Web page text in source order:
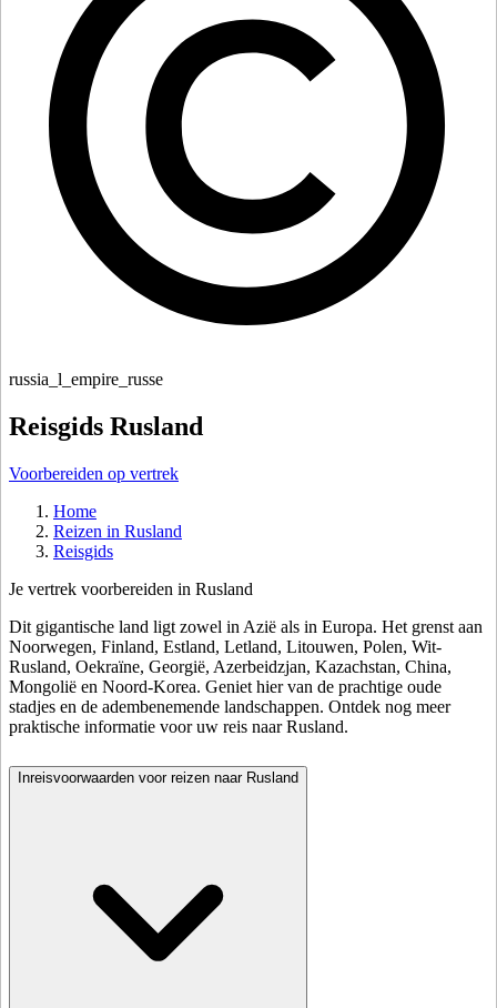
russia_l_empire_russe
Reisgids Rusland
Voorbereiden op vertrek
Home
Reizen in Rusland
Reisgids
Je vertrek voorbereiden in Rusland
Dit gigantische land ligt zowel in Azië als in Europa. Het grenst aan
Noorwegen, Finland, Estland, Letland, Litouwen, Polen, Wit-
Rusland, Oekraïne, Georgië, Azerbeidzjan, Kazachstan, China,
Mongolië en Noord-Korea. Geniet hier van de prachtige oude
stadjes en de adembenemende landschappen. Ontdek nog meer
praktische informatie voor uw reis naar Rusland.
Inreisvoorwaarden voor reizen naar Rusland